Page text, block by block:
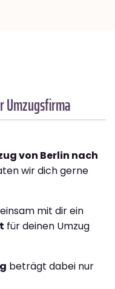
Umzugsfirma
von Berlin nach
wir dich gerne
mit dir ein
für deinen Umzug
beträgt dabei nur